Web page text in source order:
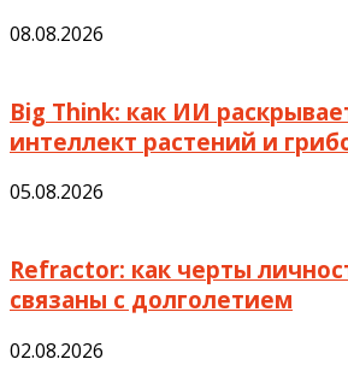
08.08.2026
Big Think: как ИИ
интеллект растений и
05.08.2026
Refractor: как черты
связаны с долголетием
02.08.2026